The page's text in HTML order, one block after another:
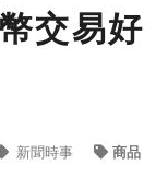
交易好
新聞時事 商品